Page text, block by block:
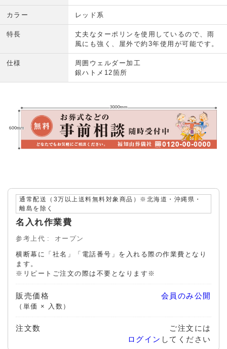
カラー レッド系
特長
丈夫なターポリンを使用しているので、雨
風にも強く、屋外で約3年使用が可能です。
仕様
周囲ウェルダー加工
銀ハトメ12箇所
通常配送（3万以上送料無料対象商品）※北海道・沖縄県・
離島を除く
名入れ作業費
参考上代 オープン
横断幕に「社名」「電話番号」を入れる際の作業費となり
ます。
※リピートご注文の際は不要となります※
販売価格
（単価 × 入数）
会員のみ公開
注文数
ご注文には
ログイン してください